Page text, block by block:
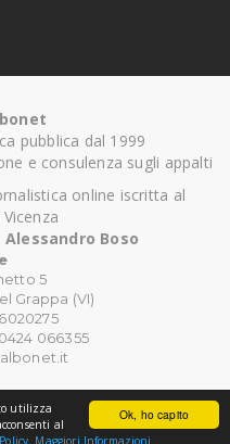
Ok, ho capito
utilizza
al
Maggiori Informazioni
pubblica dal 1999
e consulenza sugli appalti
online iscritta al
Alessandro Boso
5
Grappa (VI)
066355
Tutti i diritti riservati.